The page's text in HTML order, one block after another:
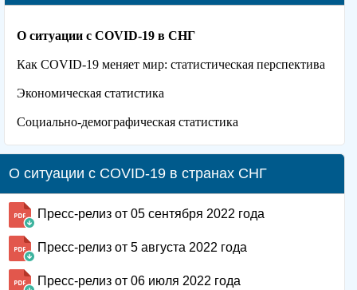
О ситуации с COVID-19 в СНГ
Как COVID-19 меняет мир: статистическая перспектива
Экономическая статистика
Социально-демографическая статистика
О ситуации с COVID-19 в странах СНГ
Пресс-релиз от 05 сентября 2022 года
Пресс-релиз от 5 августа 2022 года
Пресс-релиз от 06 июля 2022 года